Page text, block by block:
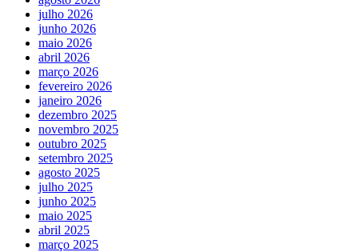
julho 2026
junho 2026
maio 2026
abril 2026
março 2026
fevereiro 2026
janeiro 2026
dezembro 2025
novembro 2025
outubro 2025
setembro 2025
agosto 2025
julho 2025
junho 2025
maio 2025
abril 2025
março 2025